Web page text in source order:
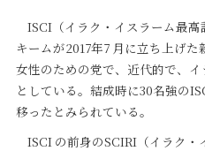
ISCI（イラク・イスラーム最
キームが2017年7 月に立ち上げた
女性のための党で、近代的で、
としている。結成時に30名強の
移ったとみられている。
ISCI の前身のSCIRI（イラク